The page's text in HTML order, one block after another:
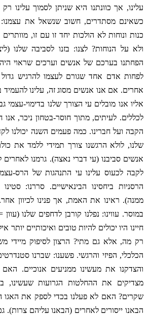
עלינו, אך כוונתנו היא שניתן לסמוך עלינו
כשאינם מסתדרים, חשוב שנשאל את
כנות ונוחות לא הולכות יחד זו עם זו,
ולא על הנוחות? לצנו: בזנו לסביבה שלנו
הפחתנו בערכם של אנשים וערכים שראוי היה
לפחות אדם אחד שגורם לעצמו להרגיש
אחרים. אם אנו אנשים מסוג זה, עלינו להעמיד
אליו אנו מובלים עי הצורך שלנו בדימוי-עצמי
לכללים. לעיתים, מתוך חוסר-בטחון ניכר, אנו
הקבה ועל חברינו. כמה פעמים השנה יכולנו
שלנו, לולא הרגשנו צורך תמידי ללמד את
אנשים סביבנו (עי דברי נאצה). גרמנו לאחרים
לקבה לכעוס עלינו עי התנהגות של הרס-
הרסניות ביחסינו הבינאישיים. סררנו:
ממנה). ראינו את האמת, אך פנינו לכיוון
במוסר. עווינו: נפלנו קורבן לדחפים שלנו
חיינו היו יכולים להיות טובים ואיכותיים יותר
רק מה, אלא גם מתי? הרצון לסיפוק מיידי
הכלכלי, הפיזי והרגשי. פשענו: שברנו
והצדקנו את מעשינו ממניעים אנוכיים.
מצדיקים את ההחלטות הגרועות שעשינו,
שקרים? האם לא פעלנו בכדי לספק את האגו
הבאנו ייסורים לאחרים (הבאנו עליהם צרות).